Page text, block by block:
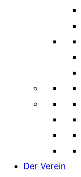
Der Verein